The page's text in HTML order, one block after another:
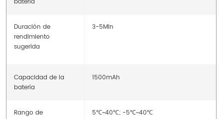
batería
Duración de
rendimiento
sugerida
3-5Min
Capacidad de la
batería
1500mAh
Rango de
5℃~40℃; -5℃~40℃